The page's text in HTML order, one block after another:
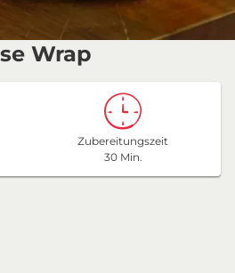
Wrap
Zubereitungszeit
30 Min.